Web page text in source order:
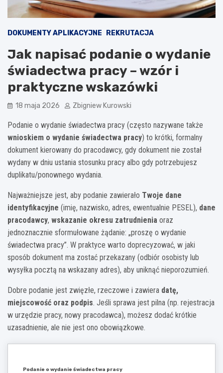
DOKUMENTY APLIKACYJNE REKRUTACJA
Jak napisać podanie o wydanie
świadectwa pracy – wzór i
praktyczne wskazówki
18 maja 2026 Zbigniew Kurowski
Podanie o wydanie świadectwa pracy (często nazywane także
wnioskiem o wydanie świadectwa pracy) to krótki, formalny
dokument kierowany do pracodawcy, gdy dokument nie został
wydany w dniu ustania stosunku pracy albo gdy potrzebujesz
duplikatu/ponownego wydania.
Najważniejsze jest, aby podanie zawierało Twoje dane
identyfikacyjne (imię, nazwisko, adres, ewentualnie PESEL), dane
pracodawcy, wskazanie okresu zatrudnienia oraz
jednoznacznie sformułowane żądanie: „proszę o wydanie
świadectwa pracy”. W praktyce warto doprecyzować, w jaki
sposób dokument ma zostać przekazany (odbiór osobisty lub
wysyłka pocztą na wskazany adres), aby uniknąć nieporozumień.
Dobre podanie jest zwięzłe, rzeczowe i zawiera datę,
miejscowość oraz podpis. Jeśli sprawa jest pilna (np. rejestracja
w urzędzie pracy, nowy pracodawca), możesz dodać krótkie
uzasadnienie, ale nie jest ono obowiązkowe.
Podanie o wydanie świadectwa pracy